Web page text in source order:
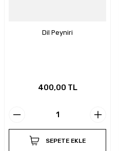
Dil Peyniri
400,00 TL
SEPETE EKLE